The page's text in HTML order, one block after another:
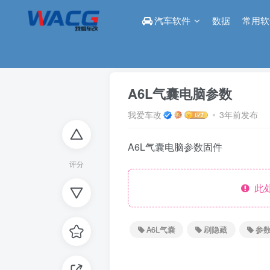
汽车软件 数据 常用
评分
A6L气囊电脑参数
我爱车改 3年前发布
A6L气囊电脑参数固件
此
A6L气囊 刷隐藏 参